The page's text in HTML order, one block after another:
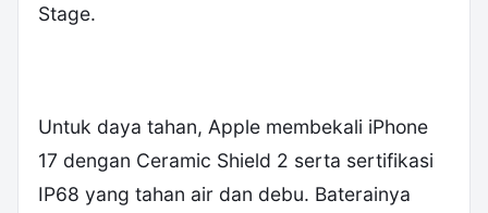
Stage.
‎Untuk daya tahan, Apple membekali iPhone
17 dengan Ceramic Shield 2 serta sertifikasi
IP68 yang tahan air dan debu. Baterainya